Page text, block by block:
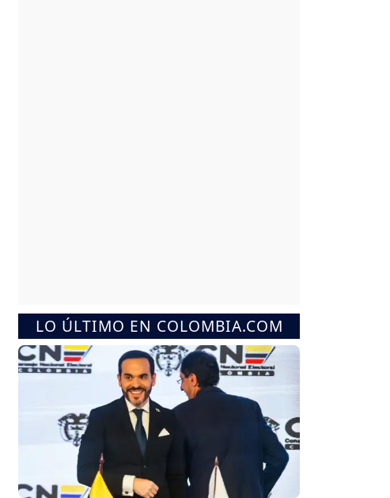
LO ÚLTIMO EN COLOMBIA.COM